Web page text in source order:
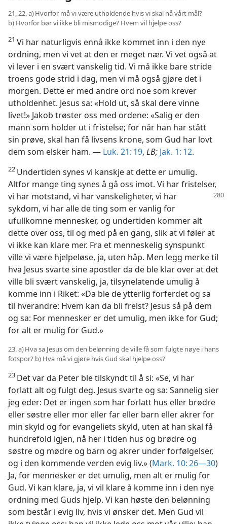
21, 22. a) Hvorfor må vi være utholdende hvis vi skal nå vårt mål?
b) Hvorfor bør vi ikke bli mismodige? Hvem vil hjelpe oss?
21 Vi har naturligvis ennå ikke kommet inn i den nye
ordning, men vi vet at den er meget nær. Vi vet også at
vi lever i en svært vanskelig tid. Vi må ikke bare stride
troens gode strid i dag, men vi må også gjøre det i
morgen. Dette er med andre ord noe som krever
utholdenhet. Jesus sa: «Hold ut, så skal dere vinne
livet!» Jakob trøster oss med ordene: «Salig er den
mann som holder ut i fristelse; for når han har stått
sin prøve, skal han få livsens krone, som Gud har lovt
dem som elsker ham. — Luk. 21: 19, LB; Jak. 1: 12.
22 Undertiden synes vi kanskje at dette er umulig.
Altfor mange ting synes å gå oss imot. Vi har fristelser,
vi har motstand, vi har vanskeligheter, vi har
sykdom, vi har alle de ting som er vanlig for
ufullkomne mennesker, og undertiden kommer alt
dette over oss, til og med på en gang, slik at vi føler at
vi ikke kan klare mer. Fra et menneskelig synspunkt
ville vi være hjelpeløse, ja, uten håp. Men legg merke til
hva Jesus svarte sine apostler da de ble klar over at det
ville bli svært vanskelig, ja, tilsynelatende umulig å
komme inn i Riket: «Da ble de ytterlig forferdet og sa
til hverandre: Hvem kan da bli frelst? Jesus så på dem
og sa: For mennesker er det umulig, men ikke for Gud;
for alt er mulig for Gud.»
23. a) Hva sa Jesus om den belønning de ville få som fulgte nøye i hans
fotspor? b) Hva må vi gjøre hvis Gud skal hjelpe oss?
23 Det var da Peter ble tilskyndt til å si: «Se, vi har
forlatt alt og fulgt deg. Jesus svarte og sa: Sannelig sier
jeg eder: Det er ingen som har forlatt hus eller brødre
eller søstre eller mor eller far eller barn eller akrer for
min skyld og for evangeliets skyld, uten at han skal få
hundrefold igjen, nå her i tiden hus og brødre og
søstre og mødre og barn og akrer under forfølgelser,
og i den kommende verden evig liv.» (Mark. 10: 26—30)
Ja, for mennesker er det umulig, men alt er mulig for
Gud. Vi kan klare, ja, vi vil klare å komme inn i den nye
ordning med Guds hjelp. Vi kan høste den belønning
som består i evig liv, hvis vi ønsker det. Men Gud vil